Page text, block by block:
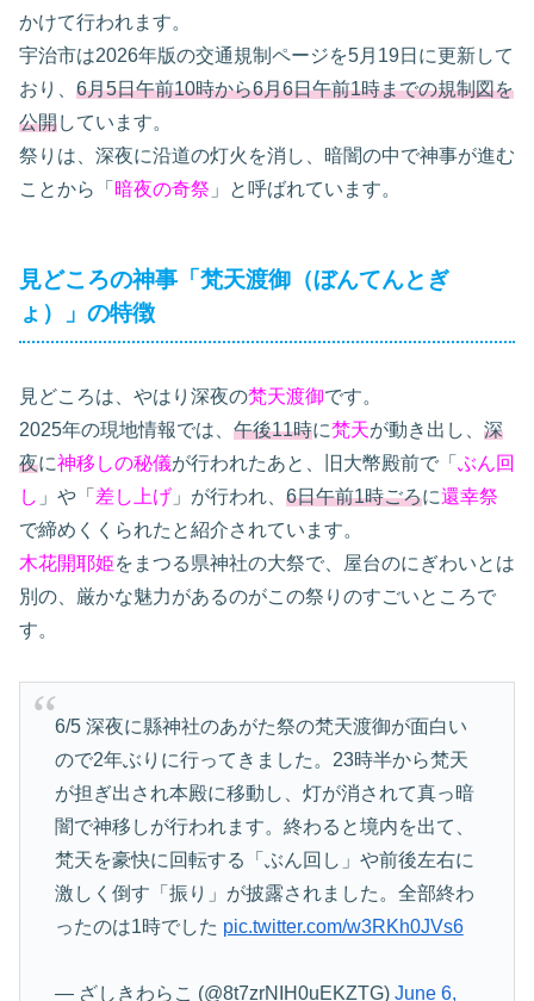
かけて行われます。
宇治市は2026年版の交通規制ページを5月19日に更新して
おり、 6月5日午前10時から6月6日午前1時までの規制図を
公開しています。
祭りは、深夜に沿道の灯火を消し、暗闇の中で神事が進む
ことから「 暗夜の奇祭 」と呼ばれています。
見どころの神事「梵天渡御（ぼんてんとぎ
ょ）」の特徴
見どころは、やはり深夜の梵天渡御です。
2025年の現地情報では、 午後11時に梵天が動き出し、 深
夜に神移しの秘儀が行われたあと、旧大幣殿前で「 ぶん回
し 」や「 差し上げ 」が行われ、 6日午前1時ごろに還幸祭
で締めくくられたと紹介されています。
木花開耶姫をまつる県神社の大祭で、屋台のにぎわいとは
別の、厳かな魅力があるのがこの祭りのすごいところで
す。
6/5 深夜に縣神社のあがた祭の梵天渡御が面白い
ので2年ぶりに行ってきました。23時半から梵天
が担ぎ出され本殿に移動し、灯が消されて真っ暗
闇で神移しが行われます。終わると境内を出て、
梵天を豪快に回転する「ぶん回し」や前後左右に
激しく倒す「振り」が披露されました。全部終わ
ったのは1時でした pic.twitter.com/w3RKh0JVs6
— ざしきわらこ (@8t7zrNIH0uEKZTG) June 6,